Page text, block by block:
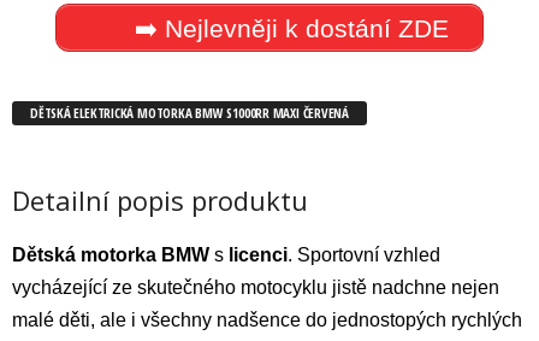
➡️ Nejlevněji k dostání ZDE
DĚTSKÁ ELEKTRICKÁ MOTORKA BMW S1000RR MAXI ČERVENÁ
Detailní popis produktu
Dětská motorka BMW s licenci. Sportovní vzhled
vycházející ze skutečného motocyklu jistě nadchne nejen
malé děti, ale i všechny nadšence do jednostopých rychlých